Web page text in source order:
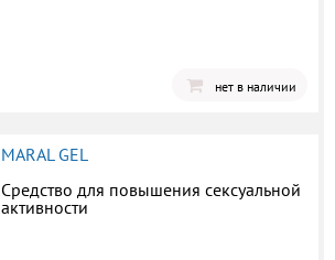
нет в наличии
MARAL GEL
Средство для повышения сексуальной
активности